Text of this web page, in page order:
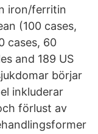
iron/ferritin
(100 cases,
cases, 60
and 189 US
börjar
inkluderar
förlust av